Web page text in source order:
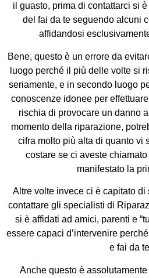
il guasto, prima di contattarci si
del fai da te seguendo alcuni
affidandosi
Bene, questo è un errore da
luogo perché il più delle volte si
seriamente, e in secondo luogo
conoscenze idonee per
rischia di provocare un danno
momento della riparazione,
cifra molto più alta di quanto vi
costare se ci aveste
manifestato la
Altre volte invece ci è capitato
contattare gli specialisti di
si è affidati ad amici, parenti e
essere capaci d’intervenire
e fai da
Anche questo è